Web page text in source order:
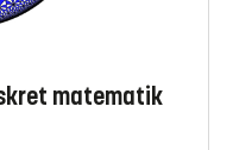
matematik